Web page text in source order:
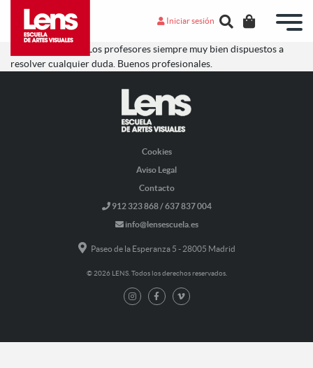
Iniciar sesión
Muy provechoso. Los profesores siempre muy bien dispuestos a
resolver cualquier duda. Buenos profesionales.
Cookies
Aviso Legal
Contacto
912 323 868 / 637 837 004
info@lensescuela.es
Paseo de la Esperanza 5 - 28005 Madrid
© 2026 LENS. Todos los derechos reservados.